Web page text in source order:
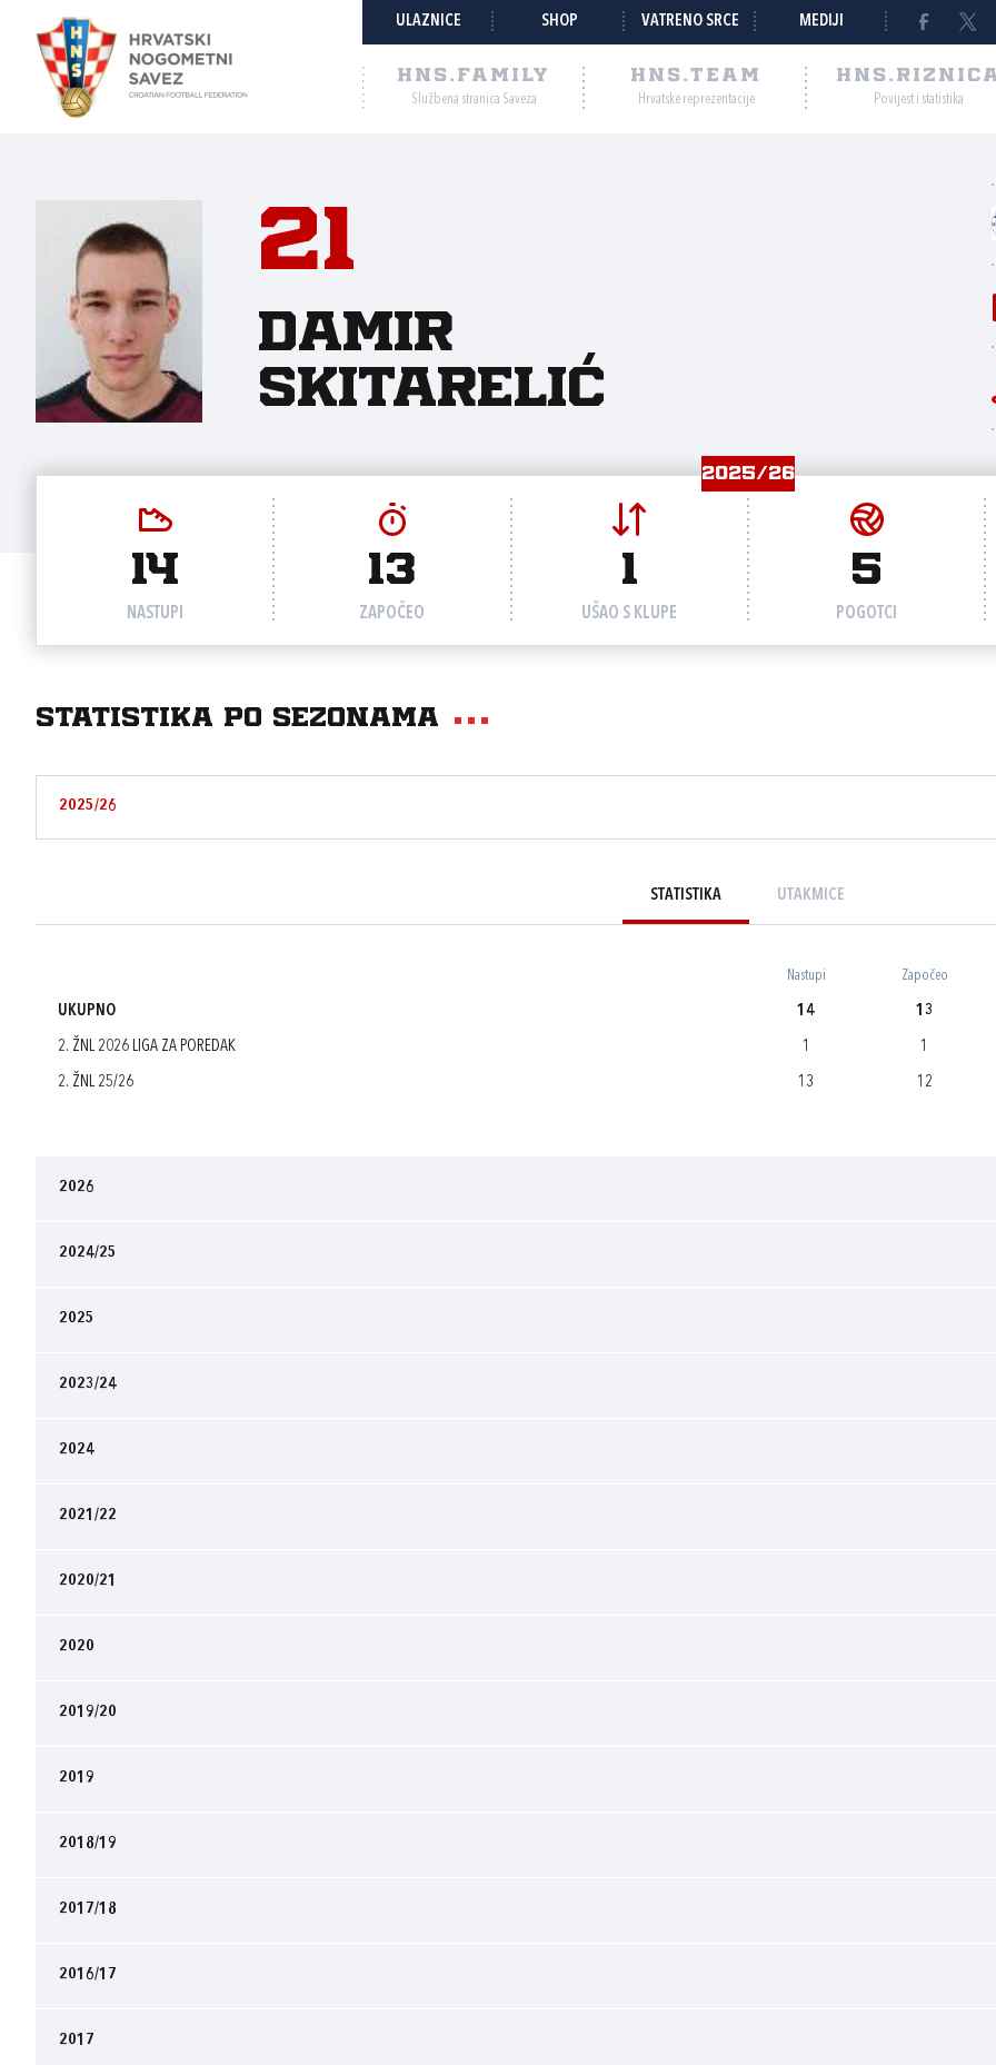
ULAZNICE SHOP VATRENO SRCE MEDIJI
HNS.FAMILY
Službena stranica Saveza
HNS.TEAM
Hrvatske reprezentacije Povijest i statistika
21
Damir
Skitarelić
2025/26
14
NASTUPI
13
ZAPOČEO
1
UŠAO S KLUPE
5
POGOTCI
Statistika po sezonama
2025/26
STATISTIKA UTAKMICE
Nastupi Započeo
UKUPNO 14 13
2. ŽNL 2026 LIGA ZA POREDAK 1 1
2. ŽNL 25/26 13 12
2026
2024/25
2025
2023/24
2024
2021/22
2020/21
2020
2019/20
2019
2018/19
2017/18
2016/17
2017